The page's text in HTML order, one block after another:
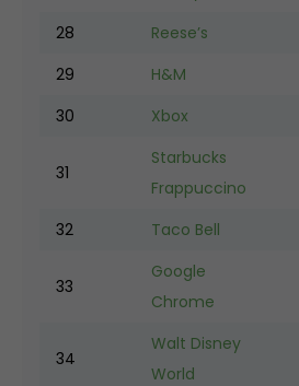
28
Reese’s
29
H&M
30
Xbox
31
Starbucks
Frappuccino
32 Taco Bell
33
Google
Chrome
34
Walt Disney
World